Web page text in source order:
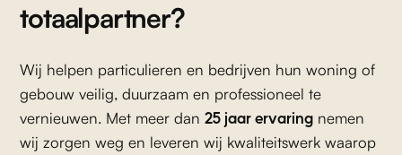
totaalpartner?
Wij helpen particulieren en bedrijven hun woning of
gebouw veilig, duurzaam en professioneel te
vernieuwen. Met meer dan25 jaar ervaring nemen
wij zorgen weg en leveren wij kwaliteitswerk waarop